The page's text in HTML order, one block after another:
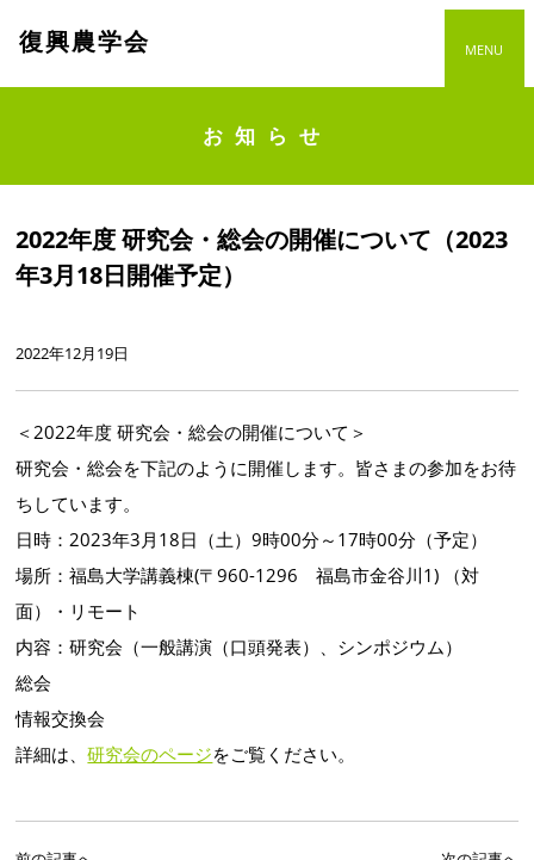
復興農学会 MENU
お知らせ
2022年度 研究会・総会の開催について（2023
年3月18日開催予定）
2022年12月19日
＜2022年度 研究会・総会の開催について＞
研究会・総会を下記のように開催します。皆さまの参加をお待
ちしています。
日時：2023年3月18日（土）9時00分～17時00分（予定）
場所：福島大学講義棟(〒960-1296 福島市金谷川1) （対
面）・リモート
内容：研究会（一般講演（口頭発表）、シンポジウム）
総会
情報交換会
詳細は、研究会のページをご覧ください。